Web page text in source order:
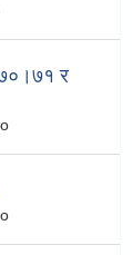
र